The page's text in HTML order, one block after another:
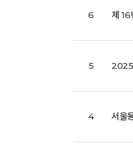
6 제 16
5 2025
4 서울